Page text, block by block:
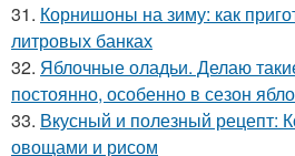
31. Корнишоны на зиму: как
литровых банках
32. Яблочные оладьи. Делаю
постоянно, особенно в сезон
33. Вкусный и полезный рецепт:
овощами и рисом